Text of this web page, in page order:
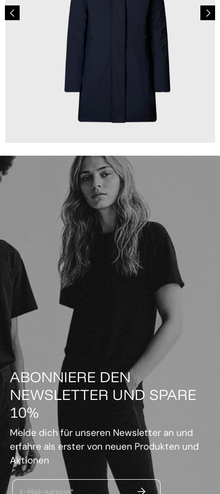
ABONNIERE DEN
NEWSLETTER UND SPARE
10%
Melde dich für unseren Newsletter an und
erfahre als erster von neuen Produkten und
Aktionen
E-Mail-Adresse* ABSENDEN